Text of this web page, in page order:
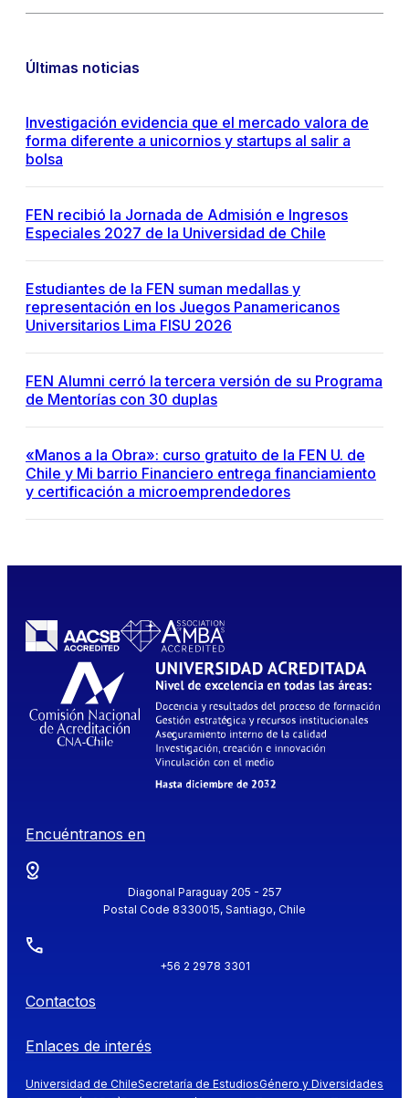
Últimas noticias
Investigación evidencia que el mercado valora de
forma diferente a unicornios y startups al salir a
bolsa
FEN recibió la Jornada de Admisión e Ingresos
Especiales 2027 de la Universidad de Chile
Estudiantes de la FEN suman medallas y
representación en los Juegos Panamericanos
Universitarios Lima FISU 2026
FEN Alumni cerró la tercera versión de su Programa
de Mentorías con 30 duplas
«Manos a la Obra»: curso gratuito de la FEN U. de
Chile y Mi barrio Financiero entrega financiamiento
y certificación a microemprendedores
Encuéntranos en
Diagonal Paraguay 205 - 257
Postal Code 8330015, Santiago, Chile
+56 2 2978 3301
Contactos
Enlaces de interés
Universidad de ChileSecretaría de EstudiosGénero y Diversidades